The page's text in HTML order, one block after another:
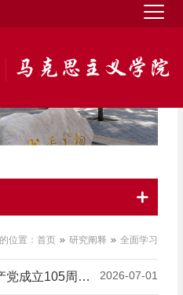
位置： 首页 研究阐释 全面学习
党成立105周年
2026-07-01